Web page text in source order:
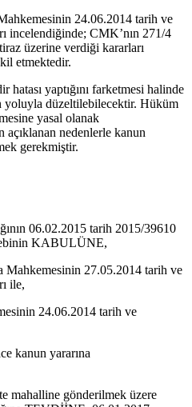
24.06.2014 tarih ve
incelendiğinde; CMK’nın 271/4
üzerine verdiği kararları
etmektedir.
hatası yaptığını farketmesi halinde
yoluyla düzeltilebilecektir. Hüküm
yasal olanak
açıklanan nedenlerle kanun
gerekmiştir.
06.02.2015 tarih 2015/39610
KABULÜNE,
Mahkemesinin 27.05.2014 tarih ve
ile,
24.06.2014 tarih ve
kanun yararına
mahalline gönderilmek üzere